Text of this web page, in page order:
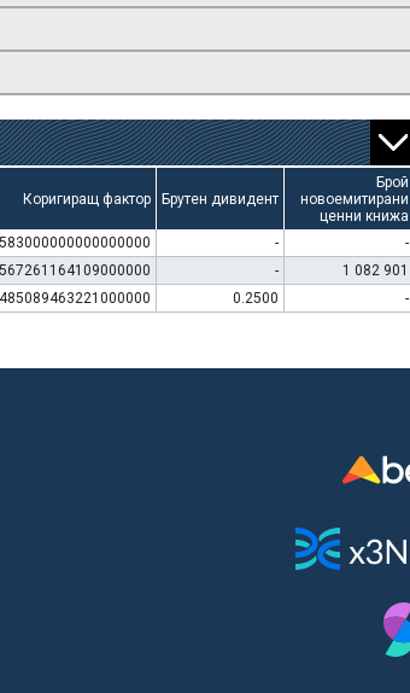
Коригиращ фактор Брутен дивидент
Брой
новоемитирани
ценни книжа
-
-
-
1 082 901
0.2500 -